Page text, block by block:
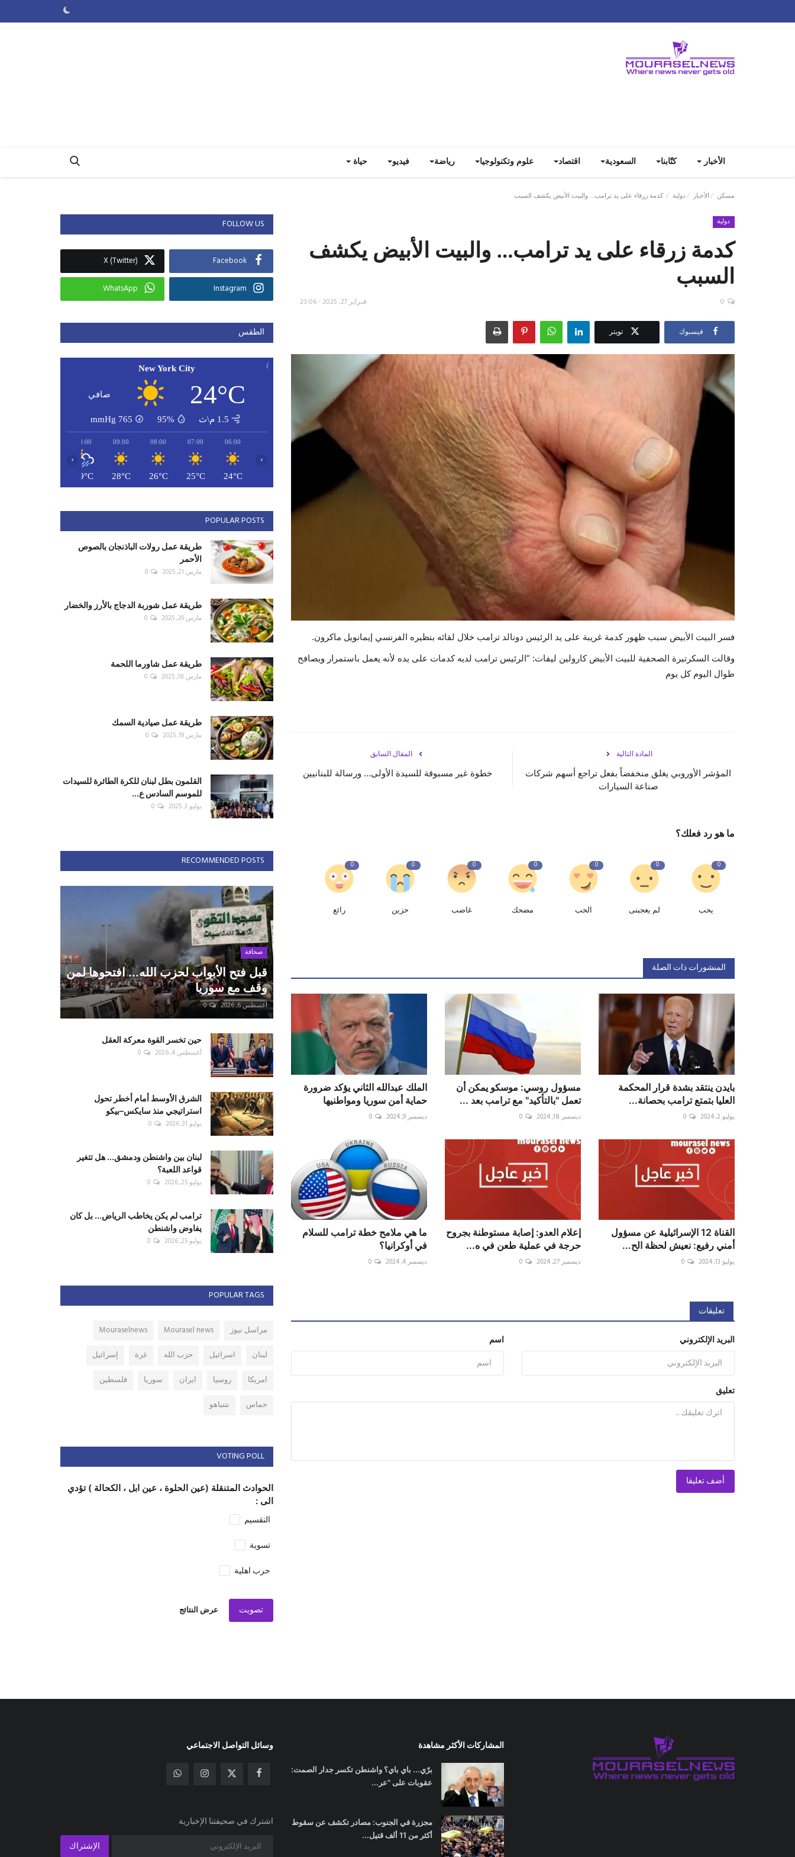
الأخبار كتّابنا السعودية اقتصاد علوم وتكنولوجيا رياضة فيديو حياة
مسكن الأخبار دولية كدمة زرقاء على يد ترامب… والبيت الأبيض يكشف السبب
دولية
كدمة زرقاء على يد ترامب… والبيت الأبيض يكشف
السبب
فبراير 27, 2025 - 23:06 0
فيسبوك تويتر
فسر البيت الأبيض سبب ظهور كدمة غريبة على يد الرئيس دونالد ترامب خلال لقائه بنظيره الفرنسي إيمانويل ماكرون.
وقالت السكرتيرة الصحفية للبيت الأبيض كارولين ليفات: “الرئيس ترامب لديه كدمات على يده لأنه يعمل باستمرار ويصافح
طوال اليوم كل يوم
المقال السابق
خطوة غير مسبوقة للسيدة الأولى… ورسالة للبنانيين
المادة التالية
المؤشر الأوروبي يغلق منخفضاً بفعل تراجع أسهم شركات
صناعة السيارات
ما هو رد فعلك؟
0
يحب
0
لم يعجبنى
0
الحب
0
مضحك
0
غاضب
0
حزين
0
رائع
المنشورات ذات الصلة
بايدن ينتقد بشدة قرار المحكمة
العليا بتمتع ترامب بحصانة...
يوليو 2, 2024 0
مسؤول روسي: موسكو يمكن أن
تعمل "بالتأكيد" مع ترامب بعد ...
ديسمبر 18, 2024 0
الملك عبدالله الثاني يؤكد ضرورة
حماية أمن سوريا ومواطنيها
ديسمبر 9, 2024 0
القناة 12 الإسرائيلية عن مسؤول
أمني رفيع: نعيش لحظة الح...
يوليو 13, 2024 0
إعلام العدو: إصابة مستوطنة بجروح
حرجة في عملية طعن في ه...
ديسمبر 27, 2024 0
ما هي ملامح خطة ترامب للسلام
في أوكرانيا؟
ديسمبر 4, 2024 0
تعليقات
اسم البريد الإلكتروني
تعليق
أضف تعليقا
FOLLOW US
Facebook
X (Twitter)
Instagram
WhatsApp
الطقس
New York City
24°C صافي
1.5 م\ث 95%
765
mmHg
06:00
24°C
07:00
25°C
08:00
26°C
09:00
28°C
10:00
29°C
‹ ›
POPULAR POSTS
طريقة عمل رولات الباذنجان بالصوص
الأحمر
مارس 21, 2025 0
طريقة عمل شوربة الدجاج بالأرز والخضار
مارس 20, 2025 0
طريقة عمل شاورما اللحمة
مارس 18, 2025 0
طريقة عمل صيادية السمك
مارس 19, 2025 0
القلمون بطل لبنان للكرة الطائرة للسيدات
للموسم السادس ع...
يوليو 3, 2025 0
RECOMMENDED POSTS
صحافة
قبل فتح الأبواب لحزب الله... افتحوها لمن
وقف مع سوريا
أغسطس 6, 2026 0
حين تخسر القوة معركة العقل
أغسطس 4, 2026 0
الشرق الأوسط أمام أخطر تحول
استراتيجي منذ سايكس–بيكو
يوليو 31, 2026 0
لبنان بين واشنطن ودمشق... هل تتغير
قواعد اللعبة؟
يوليو 25, 2026 0
ترامب لم يكن يخاطب الرياض... بل كان
يفاوض واشنطن
يوليو 25, 2026 0
POPULAR TAGS
مراسل نيوز Mourasel news
Mouraselnews
لبنان
اسرائيل حزب الله غزة
إسرائيل
امريكا
روسيا ايران سوريا
فلسطين
حماس
نتنياهو
VOTING POLL
الحوادث المتنقلة (عين الحلوة ، عين ابل ، الكحالة ) تؤدي
الى :
التقسيم
تسوية
حرب اهلية
تصويت عرض النتائج
المشاركات الأكثر مشاهدة
برّي... باي باي؟ واشنطن تكسر جدار الصمت:
عقوبات على "عر...
مجزرة في الجنوب: مصادر تكشف عن سقوط
أكثر من 11 ألف قتيل...
وسائل التواصل الاجتماعي
اشترك في صحيفتنا الإخبارية
الإشتراك